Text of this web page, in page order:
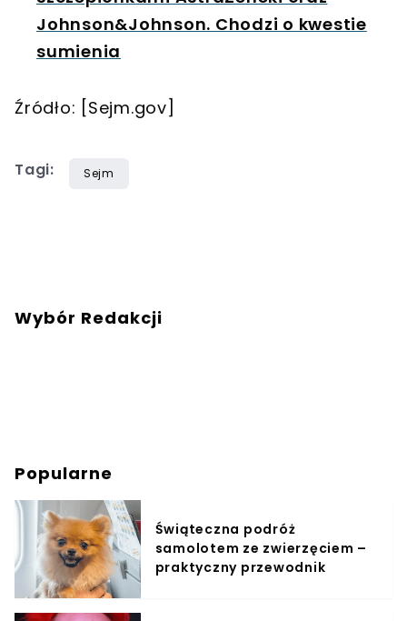
Johnson&Johnson. Chodzi o kwestie
sumienia
Źródło: [Sejm.gov]
Tagi: Sejm
Wybór Redakcji
Popularne
Świąteczna podróż
samolotem ze zwierzęciem –
praktyczny przewodnik